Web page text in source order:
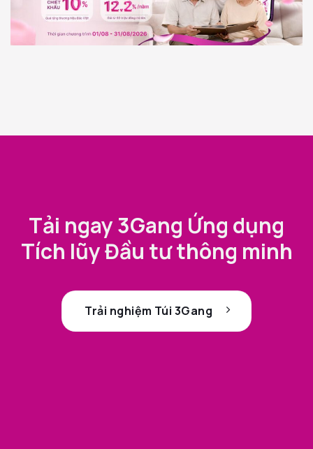
Tải ngay 3Gang Ứng dụng
Tích lũy Đầu tư thông minh
Trải nghiệm Túi 3Gang